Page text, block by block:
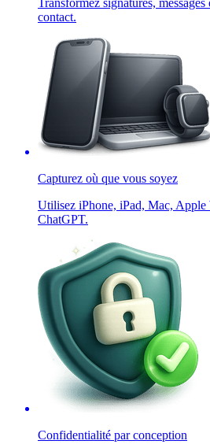
Transformez signatures,
contact.
Capturez où que vous soyez
Utilisez iPhone, iPad, Mac, Apple
ChatGPT.
Confidentialité par conception